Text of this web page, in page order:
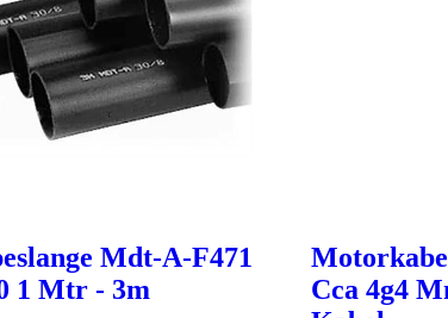
Mdt-A-F471
1 Mtr - 3m
Cca 4g4